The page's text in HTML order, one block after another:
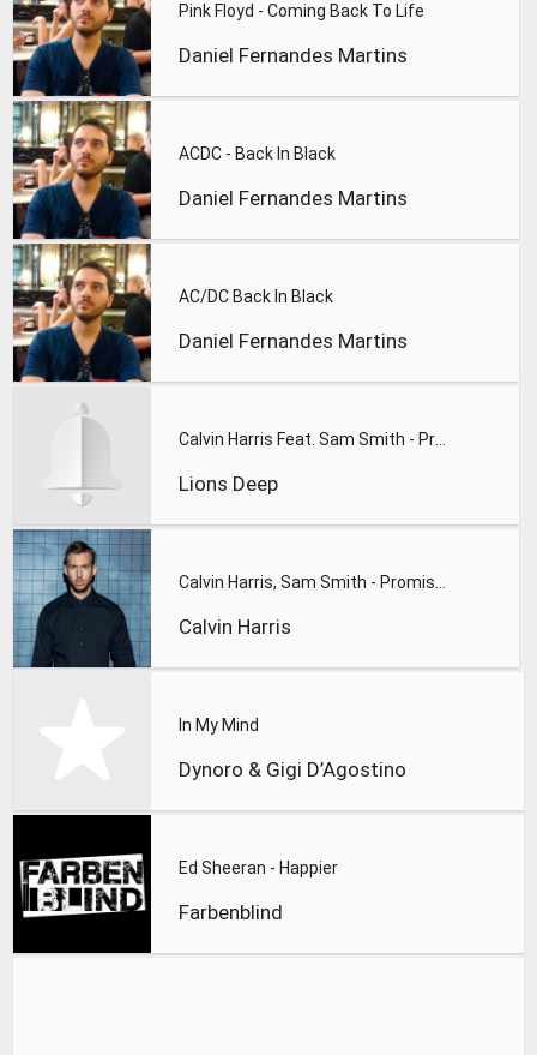
Pink Floyd - Coming Back To Life
Daniel Fernandes Martins
ACDC - Back In Black
Daniel Fernandes Martins
AC/DC Back In Black
Daniel Fernandes Martins
Lions Deep
Calvin Harris
In My Mind
Dynoro & Gigi D’Agostino
Ed Sheeran - Happier
Farbenblind